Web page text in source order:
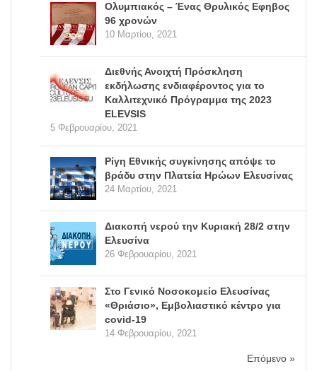
Ολυμπιακός – Ένας Θρυλικός Εφηβος
96 χρονών
10 Μαρτίου, 2021
Διεθνής Ανοιχτή Πρόσκληση
εκδήλωσης ενδιαφέροντος για το
Καλλιτεχνικό Πρόγραμμα της 2023
ELEVSIS
5 Φεβρουαρίου, 2021
Ρίγη Εθνικής συγκίνησης απόψε το
βράδυ στην Πλατεία Ηρώων Ελευσίνας
24 Μαρτίου, 2021
Διακοπή νερού την Κυριακή 28/2 στην
Ελευσίνα
26 Φεβρουαρίου, 2021
Στο Γενικό Νοσοκομείο Ελευσίνας
«Θριάσιο», Εμβολιαστικό κέντρο για
covid-19
14 Φεβρουαρίου, 2021
Επόμενο »